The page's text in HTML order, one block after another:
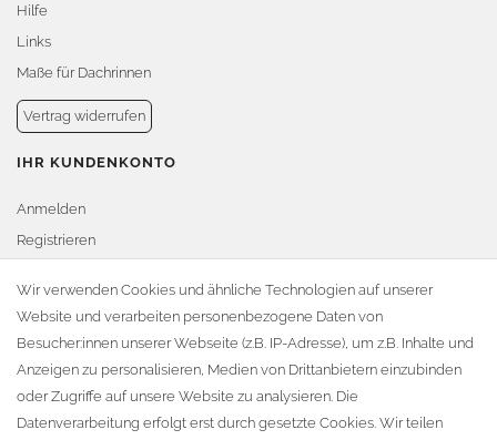
Hilfe
Links
Maße für Dachrinnen
Vertrag widerrufen
IHR KUNDENKONTO
Anmelden
Registrieren
Warenkorb
Zur Kasse
KONTAKT
Fa. Steffen Jost
Wir verwenden Cookies und ähnliche Technologien auf unserer
Website und verarbeiten personenbezogene Daten von
Besucher:innen unserer Webseite (z.B. IP-Adresse), um z.B. Inhalte und
Anzeigen zu personalisieren, Medien von Drittanbietern einzubinden
oder Zugriffe auf unsere Website zu analysieren. Die
Datenverarbeitung erfolgt erst durch gesetzte Cookies. Wir teilen